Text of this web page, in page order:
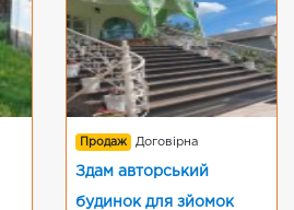
Продаж Договірна
Здам авторський
будинок для зйомок